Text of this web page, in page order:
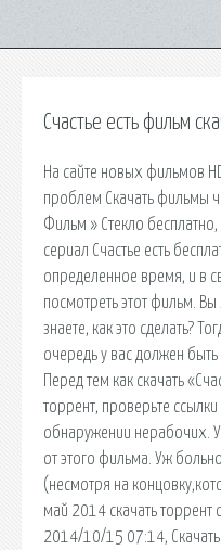
Счастье есть фильм
На сайте новых фильмов
проблем Скачать фильмы
Фильм » Стекло бесплатно,
сериал Счастье есть
определенное время, и в
посмотреть этот фильм.
знаете, как это сделать?
очередь у вас должен
Перед тем как скачать
торрент, проверьте
обнаружении нерабочих.
от этого фильма. Уж
(несмотря на
май 2014 скачать торрент
2014/10/15 07:14, Скачать